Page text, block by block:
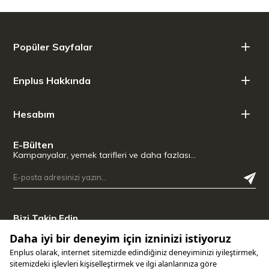
Popüler Sayfalar
Enplus Hakkında
Hesabım
E-Bülten
Kampanyalar, yemek tarifleri ve daha fazlası…
Bizi Takip Edin